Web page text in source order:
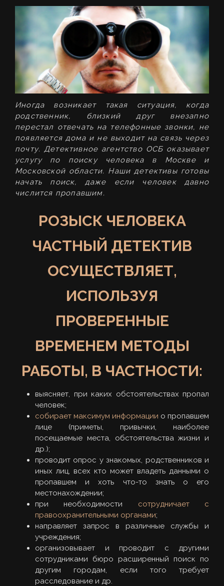
Иногда возникает такая ситуация, когда
родственник, близкий друг внезапно
перестал отвечать на телефонные звонки, не
появляется дома и не выходит на связь через
почту. Детективное агентство ОСБ оказывает
услугу по поиску человека в Москве и
Московской области. Наши детективы готовы
начать поиск, даже если человек давно
числится пропавшим.
РОЗЫСК ЧЕЛОВЕКА
ЧАСТНЫЙ ДЕТЕКТИВ
ОСУЩЕСТВЛЯЕТ,
ИСПОЛЬЗУЯ
ПРОВЕРЕННЫЕ
ВРЕМЕНЕМ МЕТОДЫ
РАБОТЫ, В ЧАСТНОСТИ:
выясняет, при каких обстоятельствах пропал
человек;
собирает максимум информации о пропавшем
лице (приметы, привычки, наиболее
посещаемые места, обстоятельства жизни и
др.);
проводит опрос у знакомых, родственников и
иных лиц, всех кто может владеть данными о
пропавшем и хоть что-то знать о его
местонахождении;
при необходимости сотрудничает с
правоохранительными органами;
направляет запрос в различные службы и
учреждения;
организовывает и проводит с другими
сотрудниками бюро расширенный поиск по
другим городам, если того требует
расследование и др.